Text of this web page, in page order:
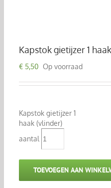
Kapstok gietijzer 1
€ 5,50 Op voorraad
Kapstok gietijzer 1
haak (vlinder)
aantal
TOEVOEGEN AAN